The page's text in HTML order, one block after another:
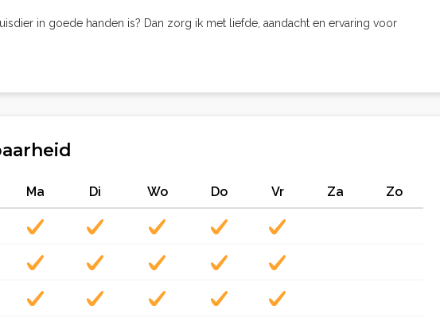
in goede handen is? Dan zorg ik met liefde, aandacht en ervaring voor
Ma Di Wo Do Vr Za Zo